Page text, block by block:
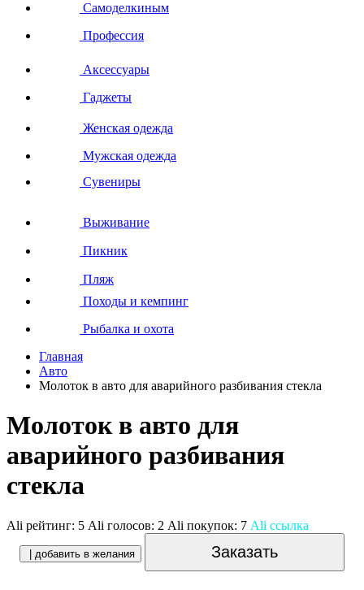
Самоделкиным
Профессия
Аксессуары
Гаджеты
Женская одежда
Мужская одежда
Сувениры
Выживание
Пикник
Пляж
Походы и кемпинг
Рыбалка и охота
Главная
Авто
Молоток в авто для аварийного разбивания стекла
Молоток в авто для
аварийного разбивания
стекла
Ali рейтинг: 5 Ali голосов: 2 Ali покупок: 7 Ali ссылка
| добавить в желания Заказать